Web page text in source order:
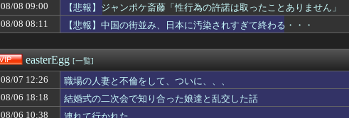
08/08 09:00
【悲報】ジャンポケ斎藤「性行為の許諾は取ったことありません」
08/08 08:11
【悲報】中国の街並み、日本に汚染されすぎて終わる・・・
easterEgg [一覧]
08/07 12:26
職場の人妻と不倫をして、ついに、、、
08/06 18:18
結婚式の二次会で知り合った娘達と乱交した話
08/06 10:38